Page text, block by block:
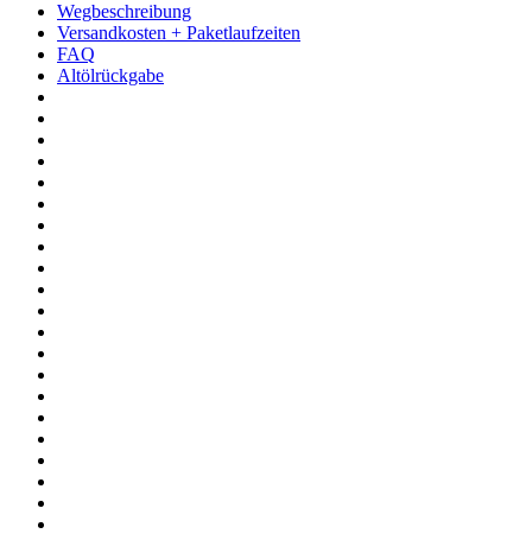
Wegbeschreibung
Versandkosten + Paketlaufzeiten
FAQ
Altölrückgabe